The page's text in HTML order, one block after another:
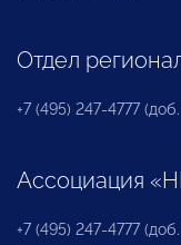
Отдел
+7 (495) 247-4777 (доб.
Ассоциация
+7 (495) 247-4777